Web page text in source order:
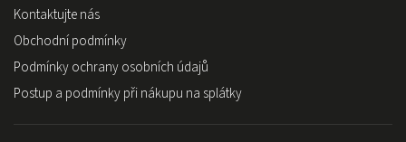
Kontaktujte nás
Obchodní podmínky
Podmínky ochrany osobních údajů
Postup a podmínky při nákupu na splátky